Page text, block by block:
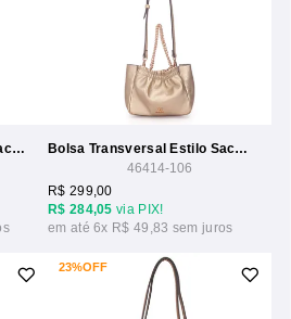
Bolsa Transversal Estilo Saco Pequena Com Alca Corrente
Bolsa Transversal Estilo Saco Pequena Com Alca Corrente
46414-106
R$ 284,05 via PIX!
R$ 299,00
6x R$ 49,83
23%OFF